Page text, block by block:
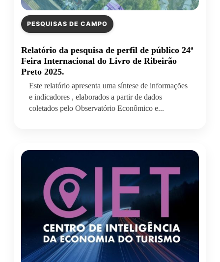
PESQUISAS DE CAMPO
Relatório da pesquisa de perfil de público 24ª
Feira Internacional do Livro de Ribeirão
Preto 2025.
Este relatório apresenta uma síntese de informações
e indicadores , elaborados a partir de dados
coletados pelo Observatório Econômico e...